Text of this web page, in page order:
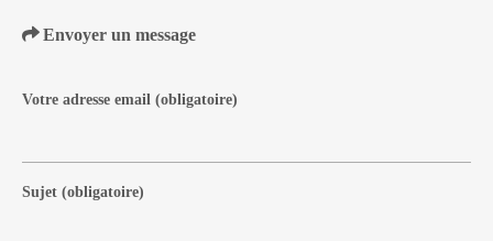
Envoyer un message
Votre adresse email (obligatoire)
Sujet (obligatoire)